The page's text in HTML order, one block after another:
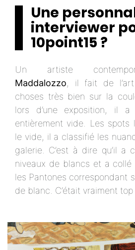
Une
interviewer
10point15 ?
Un artiste
Maddalozzo, il fait de l’art
choses très bien sur la
lors d’une exposition, il
entièrement vide. Les spots
le vide, il a classifié les
galerie. C’est à dire qu’il a
niveaux de blancs et a
les Pantones correspondant
de blanc. C’était vraiment top